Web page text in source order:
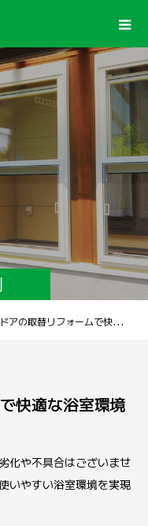
取替リフォームで快適な浴室環境を・・・
快適な浴室環境
化や不具合はございませ
いやすい浴室環境を実現